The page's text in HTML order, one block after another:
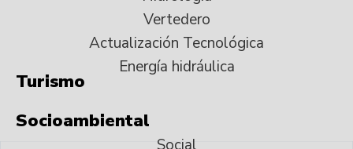
Vertedero
Actualización Tecnológica
Energía hidráulica
Turismo
Socioambiental
Social